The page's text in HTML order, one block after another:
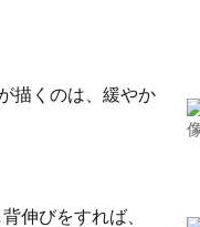
描くのは、緩やか
伸びをすれば、